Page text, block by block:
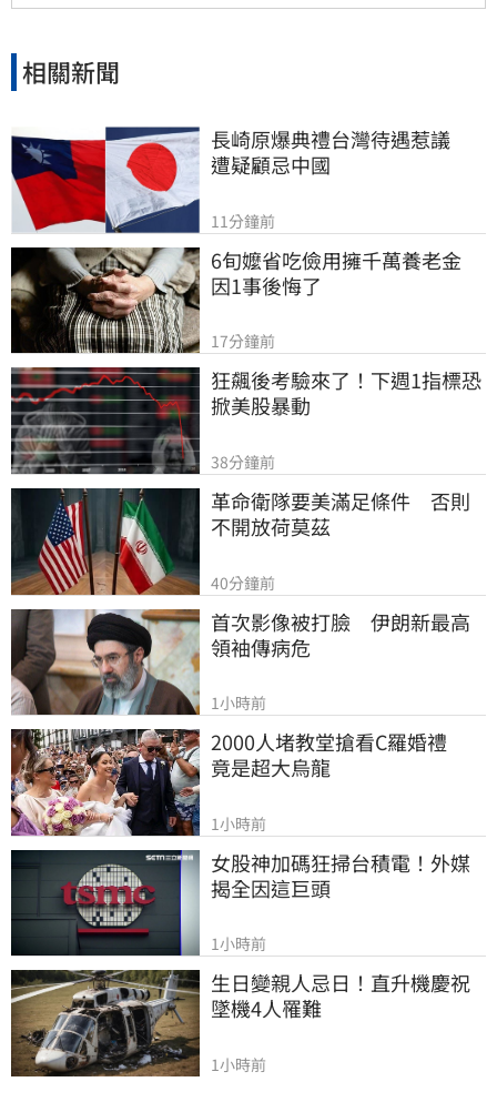
相關新聞
長崎原爆典禮台灣待遇惹議
遭疑顧忌中國
11分鐘前
6旬嬤省吃儉用擁千萬養老金
因1事後悔了
17分鐘前
狂飆後考驗來了！下週1指標恐
掀美股暴動
38分鐘前
革命衛隊要美滿足條件　否則
不開放荷莫茲
40分鐘前
首次影像被打臉　伊朗新最高
領袖傳病危
1小時前
2000人堵教堂搶看C羅婚禮
竟是超大烏龍
1小時前
女股神加碼狂掃台積電！外媒
揭全因這巨頭
1小時前
生日變親人忌日！直升機慶祝
墜機4人罹難
1小時前